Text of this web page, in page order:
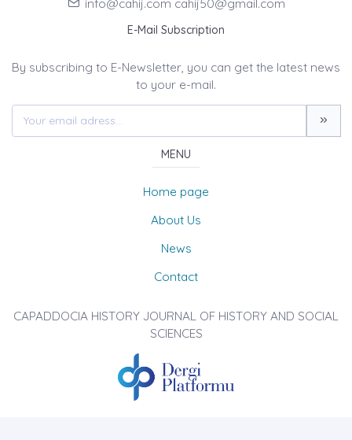
info@cahij.com cahij50@gmail.com
E-Mail Subscription
By subscribing to E-Newsletter, you can get the latest news
to your e-mail.
MENU
Home page
About Us
News
Contact
CAPADDOCIA HISTORY JOURNAL OF HISTORY AND SOCIAL
SCIENCES